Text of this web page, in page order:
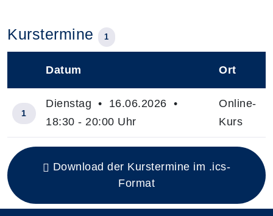
Kurstermine 1
Insgesamt gibt es 1 Termine zum diesen Kurs
Datum Ort
1
Dienstag • 16.06.2026 •
18:30 - 20:00 Uhr
Online-
Kurs
Download der Kurstermine im .ics-
Format